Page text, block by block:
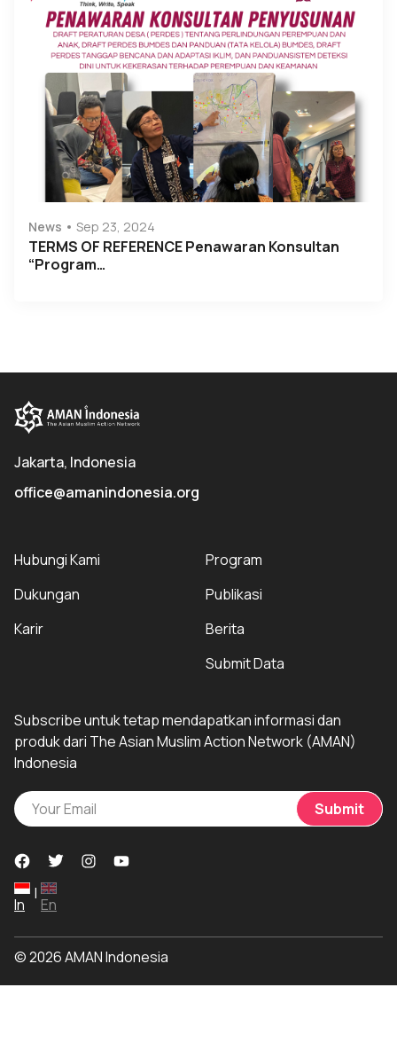
News Sep 23, 2024
TERMS OF REFERENCE Penawaran Konsultan
“Program…
Jakarta, Indonesia
office@amanindonesia.org
Hubungi Kami
Dukungan
Karir
Program
Publikasi
Berita
Submit Data
Subscribe untuk tetap mendapatkan informasi dan
produk dari The Asian Muslim Action Network (AMAN)
Indonesia
Submit
In
|
En
© 2026 AMAN Indonesia